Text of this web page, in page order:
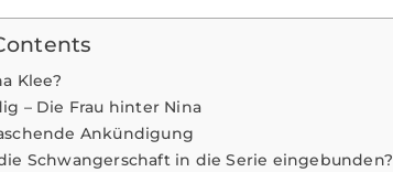
Klee?
– Die Frau hinter Nina
Ankündigung
Schwangerschaft in die Serie eingebunden?